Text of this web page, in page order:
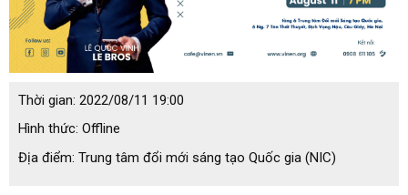
Thời gian: 2022/08/11 19:00
Hình thức: Offline
Địa điểm: Trung tâm đổi mới sáng tạo Quốc gia (NIC)